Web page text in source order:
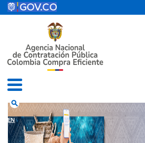
Pasar al contenido principal
• Consulta RUES
• Preguntas Frecuentes
search
EN